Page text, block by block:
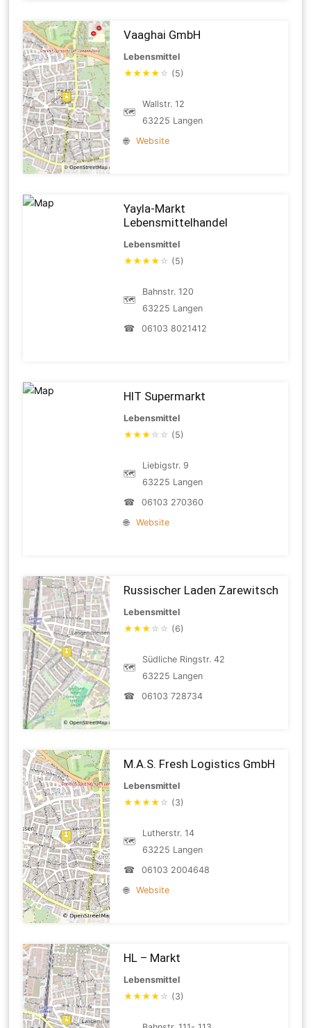
Vaaghai GmbH
Lebensmittel
★★★★ ☆ (5)
🗺
Wallstr. 12
63225 Langen
🌐
Website
Yayla-Markt
Lebensmittelhandel
Lebensmittel
★★★★ ☆ (5)
🗺
Bahnstr. 120
63225 Langen
☎
06103 8021412
HIT Supermarkt
Lebensmittel
★★★ ☆ ☆ (5)
🗺
Liebigstr. 9
63225 Langen
☎
06103 270360
🌐
Website
Russischer Laden Zarewitsch
Lebensmittel
★★★ ☆ ☆ (6)
🗺
Südliche Ringstr. 42
63225 Langen
☎
06103 728734
M.A.S. Fresh Logistics GmbH
Lebensmittel
★★★★ ☆ (3)
🗺
Lutherstr. 14
63225 Langen
☎
06103 2004648
🌐
Website
HL – Markt
Lebensmittel
★★★★ ☆ (3)